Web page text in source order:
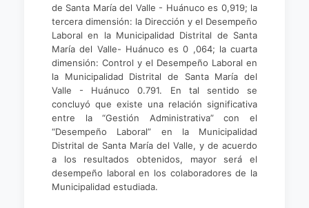
de Santa María del Valle - Huánuco es 0,919; la
tercera dimensión: la Dirección y el Desempeño
Laboral en la Municipalidad Distrital de Santa
María del Valle- Huánuco es 0 ,064; la cuarta
dimensión: Control y el Desempeño Laboral en
la Municipalidad Distrital de Santa María del
Valle - Huánuco 0.791. En tal sentido se
concluyó que existe una relación significativa
entre la “Gestión Administrativa” con el
“Desempeño Laboral” en la Municipalidad
Distrital de Santa María del Valle, y de acuerdo
a los resultados obtenidos, mayor será el
desempeño laboral en los colaboradores de la
Municipalidad estudiada.